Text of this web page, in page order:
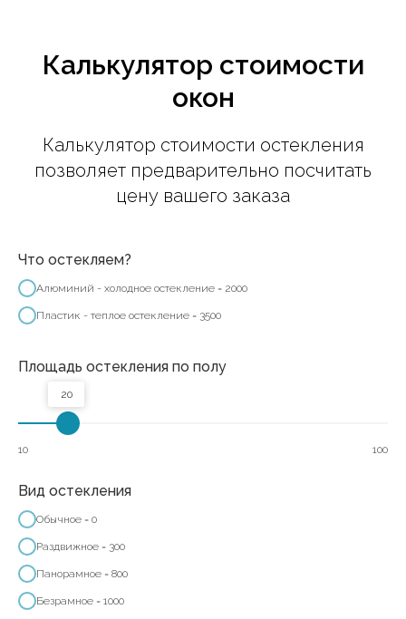
Калькулятор стоимости
окон
Калькулятор стоимости остекления
позволяет предварительно посчитать
цену вашего заказа
Что остекляем?
Алюминий - холодное остекление = 2000
Пластик - теплое остекление = 3500
Площадь остекления по полу
20
10 100
Вид остекления
Обычное = 0
Раздвижное = 300
Панорамное = 800
Безрамное = 1000